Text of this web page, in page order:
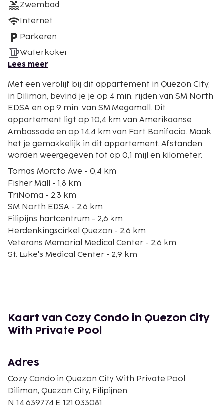
Zwembad
Internet
Parkeren
Waterkoker
Lees meer
Met een verblijf bij dit appartement in Quezon City,
in Diliman, bevind je je op 4 min. rijden van SM North
EDSA en op 9 min. van SM Megamall. Dit
appartement ligt op 10,4 km van Amerikaanse
Ambassade en op 14,4 km van Fort Bonifacio. Maak
het je gemakkelijk in dit appartement. Afstanden
worden weergegeven tot op 0,1 mijl en kilometer.
Tomas Morato Ave - 0,4 km
Fisher Mall - 1,8 km
TriNoma - 2,3 km
SM North EDSA - 2,6 km
Filipijns hartcentrum - 2,6 km
Herdenkingscirkel Quezon - 2,6 km
Veterans Memorial Medical Center - 2,6 km
St. Luke's Medical Center - 2,9 km
New Frontier Theater - 3,8 km
Ali Mall - 4,2 km
Aquino Intl.) - 24,3 km
Ter plaatse heb je parkeerplaatsen. Geniet van een
buitenzwembad of profiteer van gratis wifi.
Kaart van Cozy Condo in Quezon City
With Private Pool
Adres
Cozy Condo in Quezon City With Private Pool
Diliman, Quezon City, Filipijnen
N 14.639774 E 121.033081